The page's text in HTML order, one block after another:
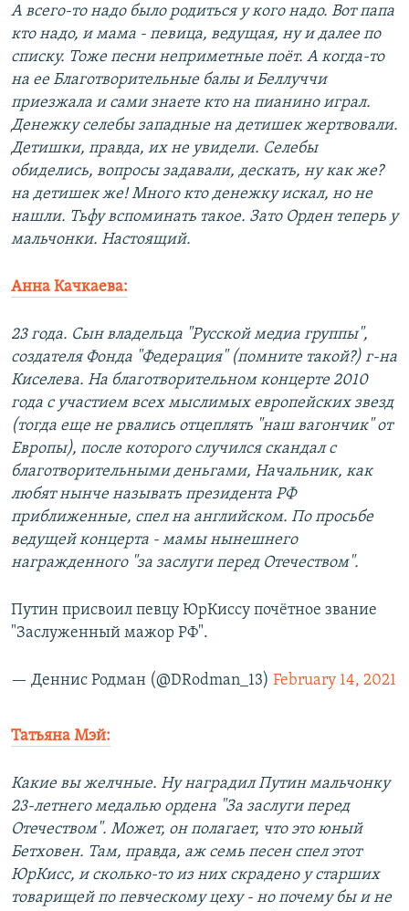
А всего-то надо было родиться у кого надо. Вот папа
кто надо, и мама - певица, ведущая, ну и далее по
списку. Тоже песни неприметные поёт. А когда-то
на ее Благотворительные балы и Беллуччи
приезжала и сами знаете кто на пианино играл.
Денежку селебы западные на детишек жертвовали.
Детишки, правда, их не увидели. Селебы
обиделись, вопросы задавали, дескать, ну как же?
на детишек же! Много кто денежку искал, но не
нашли. Тьфу вспоминать такое. Зато Орден теперь у
мальчонки. Настоящий.
Анна Качкаева:
23 года. Сын владельца "Русской медиа группы",
создателя Фонда "Федерация" (помните такой?) г-на
Киселева. На благотворительном концерте 2010
года с участием всех мыслимых европейских звезд
(тогда еще не рвались отцеплять "наш вагончик" от
Европы), после которого случился скандал с
благотворительными деньгами, Начальник, как
любят нынче называть президента РФ
приближенные, спел на английском. По просьбе
ведущей концерта - мамы нынешнего
награжденного "за заслуги перед Отечеством".
Путин присвоил певцу ЮрКиссу почётное звание
"Заслуженный мажор РФ".
— Деннис Родман (@DRodman_13) February 14, 2021
Татьяна Мэй:
Какие вы желчные. Ну наградил Путин мальчонку
23-летнего медалью ордена "За заслуги перед
Отечеством". Может, он полагает, что это юный
Бетховен. Там, правда, аж семь песен спел этот
ЮрКисс, и сколько-то из них скрадено у старших
товарищей по певческому цеху - но почему бы и не